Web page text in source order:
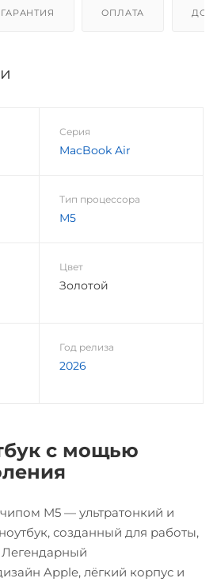
ГАРАНТИЯ ОПЛАТА
с мощью
M5 — ультратонкий и
созданный для работы,
Легендарный
Apple, лёгкий корпус и
Серия
MacBook Air
Тип процессора
М5
Цвет
Золотой
Год релиза
2026